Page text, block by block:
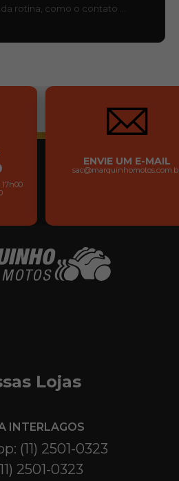
rotina, como o contato …
ENVIE UM E-MAIL
Lojas
INTERLAGOS
(11) 2501-0323
2501-0323